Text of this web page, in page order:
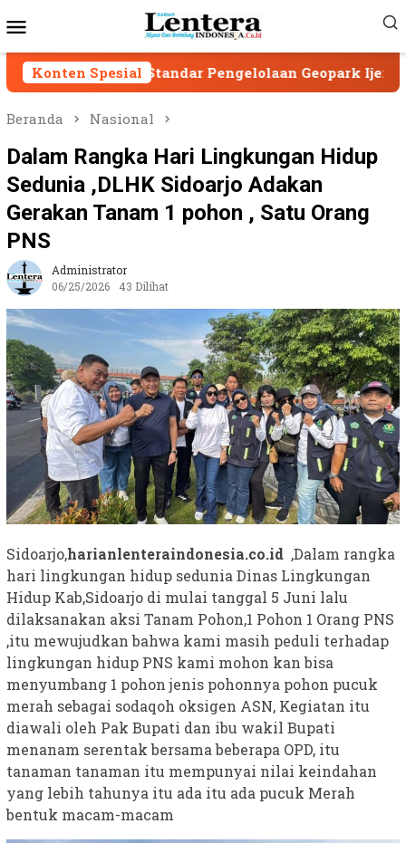
ke
Mobile
Konten Spesial
Standar Pengelolaan Geopark Ijen
Beranda Nasional
Dalam Rangka Hari Lingkungan Hidup
Sedunia ,DLHK Sidoarjo Adakan
Gerakan Tanam 1 pohon , Satu Orang
PNS
Administrator
06/25/2026
43 Dilihat
Sidoarjo,harianlenteraindonesia.co.id ,Dalam rangka
hari lingkungan hidup sedunia Dinas Lingkungan
Hidup Kab,Sidoarjo di mulai tanggal 5 Juni lalu
dilaksanakan aksi Tanam Pohon,1 Pohon 1 Orang PNS
,itu mewujudkan bahwa kami masih peduli terhadap
lingkungan hidup PNS kami mohon kan bisa
menyumbang 1 pohon jenis pohonnya pohon pucuk
merah sebagai sodaqoh oksigen ASN, Kegiatan itu
diawali oleh Pak Bupati dan ibu wakil Bupati
menanam serentak bersama beberapa OPD, itu
tanaman tanaman itu mempunyai nilai keindahan
yang lebih tahunya itu ada itu ada pucuk Merah
bentuk macam-macam